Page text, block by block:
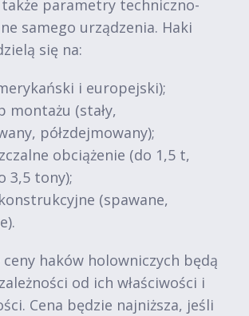
parametry techniczno-
samego urządzenia. Haki
się na:
i europejski);
montażu (stały,
półzdejmowany);
obciążenie (do 1,5 t,
3,5 tony);
(spawane,
haków holowniczych będą
od ich właściwości i
Cena będzie najniższa, jeśli